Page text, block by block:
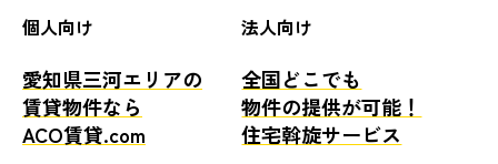
個人向け
愛知県三河エリアの
賃貸物件なら
ACO賃貸.com
法人向け
全国どこでも
物件の提供が可能！
住宅斡旋サービス